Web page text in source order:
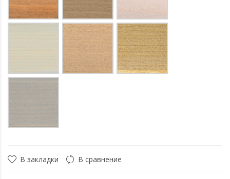
В закладки В сравнение